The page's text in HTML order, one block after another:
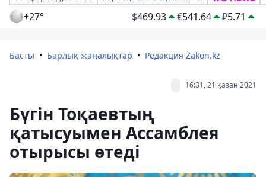
+27° $469.93 €541.64 ₽5.71
Басты Барлық жаңалықтар Редакция Zakon.kz
16:31, 21 қазан 2021
Бүгін Тоқаевтың
қатысуымен Ассамблея
отырысы өтеді